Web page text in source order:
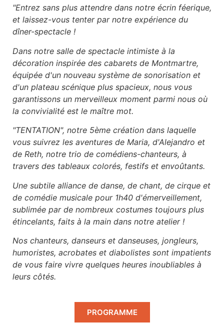
"Entrez sans plus attendre dans notre écrin féerique,
et laissez-vous tenter par notre expérience du
dîner-spectacle !
Dans notre salle de spectacle intimiste à la
décoration inspirée des cabarets de Montmartre,
équipée d'un nouveau système de sonorisation et
d'un plateau scénique plus spacieux, nous vous
garantissons un merveilleux moment parmi nous où
la convivialité est le maître mot.
"TENTATION", notre 5ème création dans laquelle
vous suivrez les aventures de Maria, d'Alejandro et
de Reth, notre trio de comédiens-chanteurs, à
travers des tableaux colorés, festifs et envoûtants.
Une subtile alliance de danse, de chant, de cirque et
de comédie musicale pour 1h40 d'émerveillement,
sublimée par de nombreux costumes toujours plus
étincelants, faits à la main dans notre atelier !
Nos chanteurs, danseurs et danseuses, jongleurs,
humoristes, acrobates et diabolistes sont impatients
de vous faire vivre quelques heures inoubliables à
leurs côtés.
PROGRAMME